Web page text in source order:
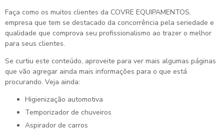
Faça como os muitos clientes da COVRE EQUIPAMENTOS,
empresa que tem se destacado da concorrência pela seriedade e
qualidade que comprova seu profissionalismo ao trazer o melhor
para seus clientes.
Se curtiu este conteúdo, aproveite para ver mais algumas páginas
que vão agregar ainda mais informações para o que está
procurando. Veja ainda:
higienização automotiva
temporizador de chuveiros
aspirador de carros